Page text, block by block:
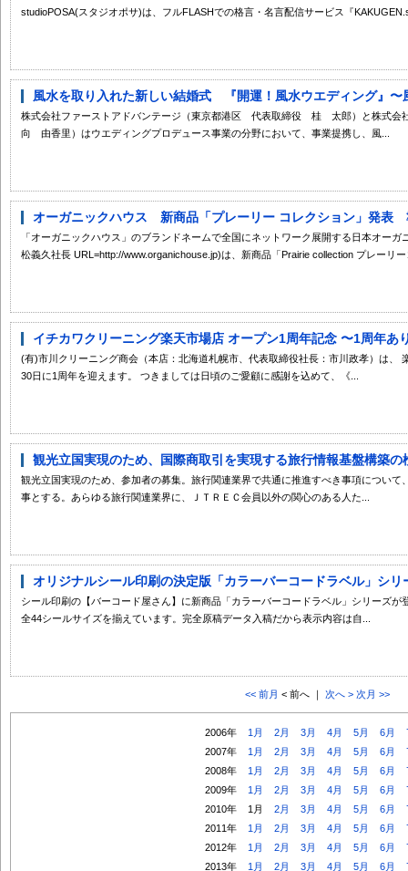
studioPOSA(スタジオポサ)は、フルFLASHでの格言・名言配信サービス『
風水を取り入れた新しい結婚式 『開運！風水ウエディング』〜
株式会社ファーストアドバンテージ（東京都港区 代表取締役 桂 太郎）と株式
向 由香里）はウエディングプロデュース事業の分野において、事業提携し、風...
オーガニックハウス 新商品「プレーリー コレクション」発表
「オーガニックハウス」のブランドネームで全国にネットワーク展開する日本オー
松義久社長 URL=http://www.organichouse.jp)は、新商品「Prairie collection プレーリー
イチカワクリーニング楽天市場店 オープン1周年記念 〜1周年あ
(有)市川クリーニング商会（本店：北海道札幌市、代表取締役社長：市川政孝）は、
30日に1周年を迎えます。 つきましては日頃のご愛顧に感謝を込めて、《...
観光立国実現のため、国際商取引を実現する旅行情報基盤構築の
観光立国実現のため、参加者の募集。旅行関連業界で共通に推進すべき事項につい
事とする。あらゆる旅行関連業界に、ＪＴＲＥＣ会員以外の関心のある人た...
オリジナルシール印刷の決定版「カラーバーコードラベル」シリ
シール印刷の【バーコード屋さん】に新商品「カラーバーコードラベル」シリーズ
全44シールサイズを揃えています。完全原稿データ入稿だから表示内容は自...
<< 前月 < 前へ ｜ 次へ > 次月 >>
2006年 1月 2月 3月 4月 5月 6月
2007年
1月 2月 3月 4月 5月 6月
2008年
1月 2月 3月 4月 5月 6月
2009年
1月 2月 3月 4月 5月 6月
2010年
1月 2月 3月 4月 5月 6月
2011年
1月 2月 3月 4月 5月 6月
2012年
1月 2月 3月 4月 5月 6月
2013年
1月 2月 3月 4月 5月 6月